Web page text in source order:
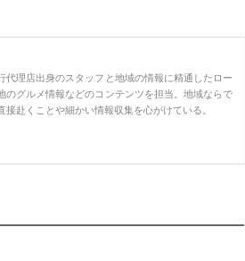
理店出身のスタッフと地域の情報に精通したロー
のグルメ情報などのコンテンツを担当。地域ならで
赴くことや細かい情報収集を心がけている。